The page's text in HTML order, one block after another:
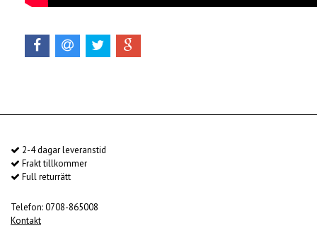
2-4 dagar leveranstid
Frakt tillkommer
Full returrätt
Telefon: 0708-865008
Kontakt